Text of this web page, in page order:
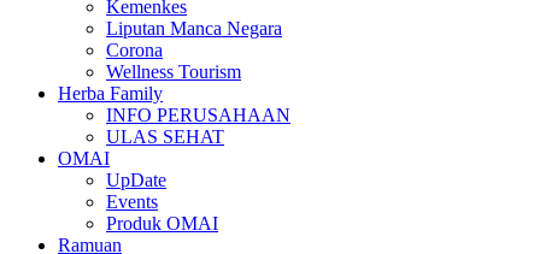
Kemenkes
Liputan Manca Negara
Corona
Wellness Tourism
Herba Family
INFO PERUSAHAAN
ULAS SEHAT
OMAI
UpDate
Events
Produk OMAI
Ramuan